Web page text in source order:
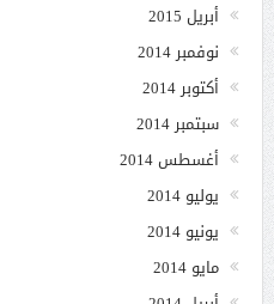
أبريل 2015
نوفمبر 2014
أكتوبر 2014
سبتمبر 2014
أغسطس 2014
يوليو 2014
يونيو 2014
مايو 2014